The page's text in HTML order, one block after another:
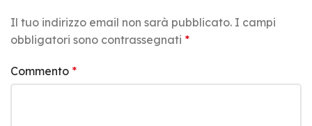
Il tuo indirizzo email non sarà pubblicato. I campi
obbligatori sono contrassegnati *
Commento *